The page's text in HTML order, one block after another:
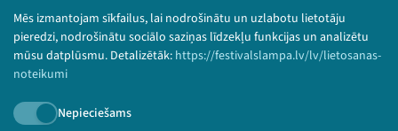
Mēs izmantojam sīkfailus, lai nodrošinātu un uzlabotu lietotāju
pieredzi, nodrošinātu sociālo saziņas līdzekļu funkcijas un analizētu
mūsu datplūsmu. Detalizētāk: https://festivalslampa.lv/lv/lietosanas-
noteikumi
Nepieciešams
Bērnu aizsardzības politika
© 2026 Sarunu festivāls LAMPA Visas tiesības
paturētas.